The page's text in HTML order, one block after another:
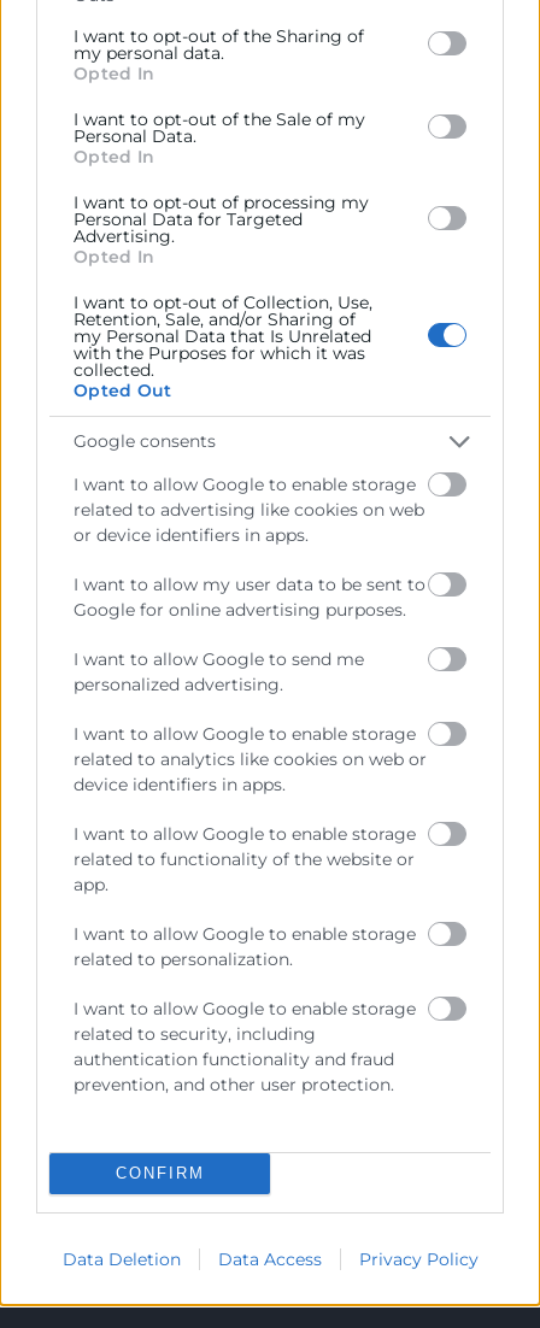
Google services and may gather and store information
including but not limited to your visit or usage
behaviour. You may click to grant or deny consent to
below specified purposes in below Google consent
section.
I want to opt-out of the Sharing of
my personal data.
Opted In
I want to opt-out of the Sale of my
Personal Data.
Opted In
I want to opt-out of processing my
Personal Data for Targeted
Advertising.
Opted In
I want to opt-out of Collection, Use,
Retention, Sale, and/or Sharing of
my Personal Data that Is Unrelated
with the Purposes for which it was
collected.
Opted Out
Google consents
I want to allow Google to enable storage
related to advertising like cookies on web
or device identifiers in apps.
I want to allow my user data to be sent to
Google for online advertising purposes.
I want to allow Google to send me
personalized advertising.
I want to allow Google to enable storage
related to analytics like cookies on web or
device identifiers in apps.
I want to allow Google to enable storage
related to functionality of the website or
app.
I want to allow Google to enable storage
related to personalization.
I want to allow Google to enable storage
related to security, including
authentication functionality and fraud
prevention, and other user protection.
CONFIRM
Data Deletion Data Access Privacy Policy
DIGITALES PARA LA EMPLEABILIDAD (30h)
MÓDULO 1. FORMACIÓN TEÓRICO PRÁCTICA
DE CAJERO REPONEDOR(60h)
Chatea con nosotros
Contacto
Programa 45+
963532006
programa45plus@camaravalencia.com
He leído y acepto laPolítica de Privacidad
Cámara València es una corporación de derecho público,
colaboradora de las Administraciones Públicas, dedicada a:
Representar, promocionar y defender los intereses
generales del comercio, la industria y la navegación.
previstas en la Ley, o que puedan encomendar y
delegar las Administraciones Públicas.